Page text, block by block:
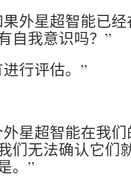
外星超智能已
自我意识吗？”
行评估。”
星超智能在我
们无法确认它们
。”